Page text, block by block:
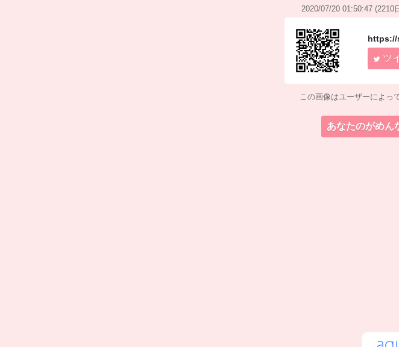
2020/07/20 01:50:47 (2210
https://
ツ
この画像はユーザーによっ
あなたのがめん